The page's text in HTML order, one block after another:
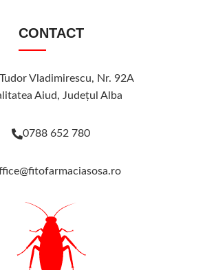
CONTACT
Vladimirescu, Nr. 92A
Aiud, Judeţul Alba
0788 652 780